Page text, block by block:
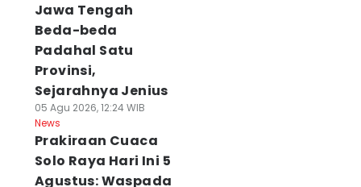
Jawa Tengah
Beda-beda
Padahal Satu
Provinsi,
Sejarahnya Jenius
05 Agu 2026, 12:24 WIB
News
Prakiraan Cuaca
Solo Raya Hari Ini 5
Agustus: Waspada